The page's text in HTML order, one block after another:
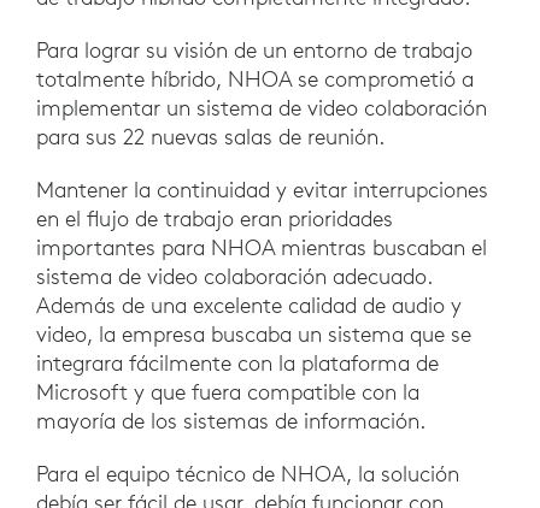
Para lograr su visión de un entorno de trabajo
totalmente híbrido, NHOA se comprometió a
implementar un sistema de video colaboración
para sus 22 nuevas salas de reunión.
Mantener la continuidad y evitar interrupciones
en el flujo de trabajo eran prioridades
importantes para NHOA mientras buscaban el
sistema de video colaboración adecuado.
Además de una excelente calidad de audio y
video, la empresa buscaba un sistema que se
integrara fácilmente con la plataforma de
Microsoft y que fuera compatible con la
mayoría de los sistemas de información.
Para el equipo técnico de NHOA, la solución